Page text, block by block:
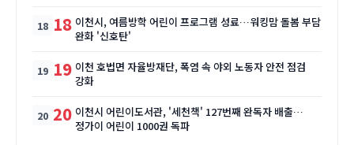
18 이천시, 여름방학 어린이 프로그램 성료…워킹맘 돌봄 부담
완화 '신호탄'
19 이천 호법면 자율방재단, 폭염 속 야외 노동자 안전 점검
강화
20 이천시 어린이도서관, '세천책' 127번째 완독자 배출…
정가이 어린이 1000권 독파